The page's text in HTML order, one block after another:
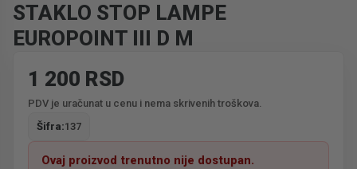
STAKLO STOP LAMPE
EUROPOINT III D M
1 200 RSD
PDV je uračunat u cenu i nema skrivenih troškova.
Šifra:137
Ovaj proizvod trenutno nije dostupan.